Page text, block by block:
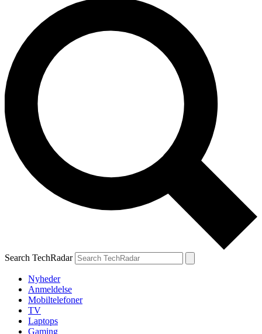
Search TechRadar
Nyheder
Anmeldelse
Mobiltelefoner
TV
Laptops
Gaming